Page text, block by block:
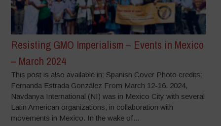
Resisting GMO Imperialism – Events in Mexico
– March 2024
This post is also available in: Spanish Cover Photo credits:
Fernanda Estrada González From March 12-16, 2024,
Navdanya International (NI) was in Mexico City with several
Latin American organizations, in collaboration with
movements in Mexico. In the wake of...